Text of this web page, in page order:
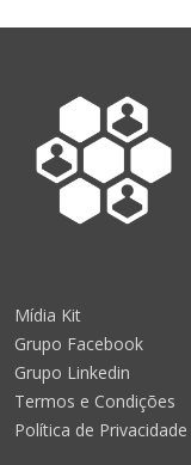
Mídia Kit
Grupo Facebook
Grupo Linkedin
Termos e Condições
Política de Privacidade